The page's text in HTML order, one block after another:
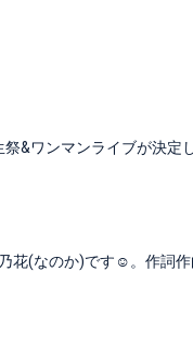
祭&ワンマンライブが決定
花(なのか)です☺︎。作詞